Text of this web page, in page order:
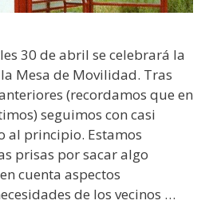
30 de abril se celebrará la
Mesa de Movilidad. Tras
(recordamos que en
seguimos con casi
al principio. Estamos
prisas por sacar algo
cuenta aspectos
de los vecinos …